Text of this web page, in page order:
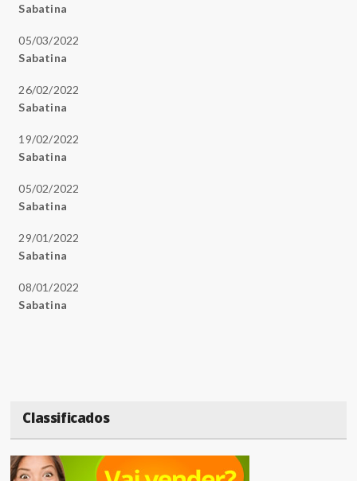
Sabatina
05/03/2022
Sabatina
26/02/2022
Sabatina
19/02/2022
Sabatina
05/02/2022
Sabatina
29/01/2022
Sabatina
08/01/2022
Sabatina
Classificados